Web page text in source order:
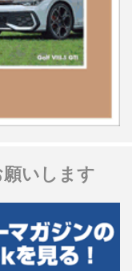
いします